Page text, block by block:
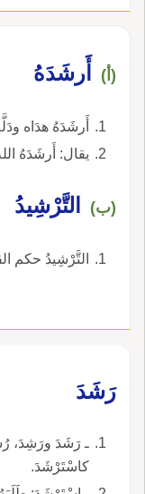
(أ) أَرشَدَهُ
أَرشَدَهُ هدَاه
يقال: أَرشَدَهُ
(ب) التَّرْشِيدُ
التَّرْشِيدُ حكم
رَشَدَ
ـ رَشَدَ ورَشِدَ،
كاسْتَرْشَدَ.